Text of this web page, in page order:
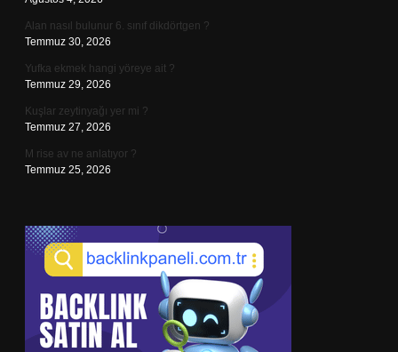
Alan nasıl bulunur 6. sınıf dikdörtgen ?
Temmuz 30, 2026
Yufka ekmek hangi yöreye ait ?
Temmuz 29, 2026
Kuşlar zeytinyağı yer mi ?
Temmuz 27, 2026
M rise av ne anlatıyor ?
Temmuz 25, 2026